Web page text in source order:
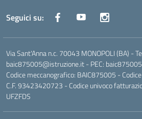
Seguici su:
Via Sant'Anna n.c. 70043 MONOPOLI (BA) -
baic875005@istruzione.it - PEC:
Codice meccanografico: BAIC875005 -
C.F. 93423420723 - Codice univoco
UFZFDS